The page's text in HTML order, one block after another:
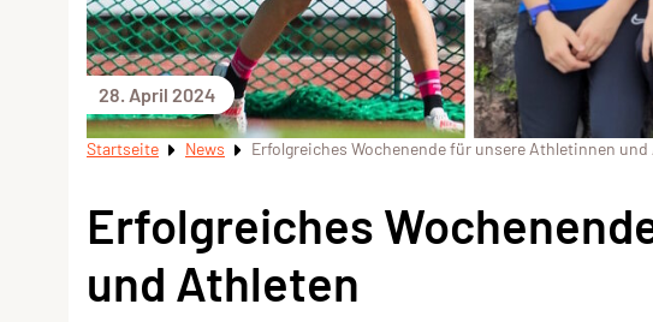
28. April 2024
Startseite News Erfolgreiches Wochenende für unsere Athletinnen und
Erfolgreiches
und Athleten